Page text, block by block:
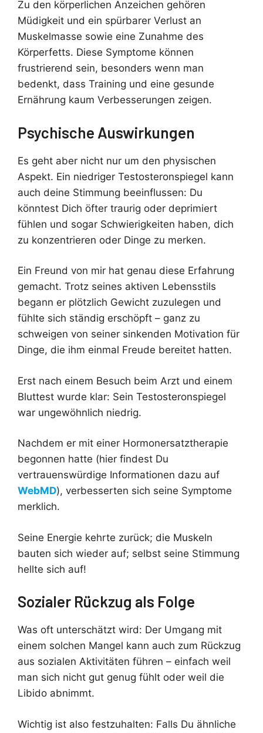
Zu den körperlichen Anzeichen gehören
Müdigkeit und ein spürbarer Verlust an
Muskelmasse sowie eine Zunahme des
Körperfetts. Diese Symptome können
frustrierend sein, besonders wenn man
bedenkt, dass Training und eine gesunde
Ernährung kaum Verbesserungen zeigen.
Psychische Auswirkungen
Es geht aber nicht nur um den physischen
Aspekt. Ein niedriger Testosteronspiegel kann
auch deine Stimmung beeinflussen: Du
könntest Dich öfter traurig oder deprimiert
fühlen und sogar Schwierigkeiten haben, dich
zu konzentrieren oder Dinge zu merken.
Ein Freund von mir hat genau diese Erfahrung
gemacht. Trotz seines aktiven Lebensstils
begann er plötzlich Gewicht zuzulegen und
fühlte sich ständig erschöpft – ganz zu
schweigen von seiner sinkenden Motivation für
Dinge, die ihm einmal Freude bereitet hatten.
Erst nach einem Besuch beim Arzt und einem
Bluttest wurde klar: Sein Testosteronspiegel
war ungewöhnlich niedrig.
Nachdem er mit einer Hormonersatztherapie
begonnen hatte (hier findest Du
vertrauenswürdige Informationen dazu auf
WebMD), verbesserten sich seine Symptome
merklich.
Seine Energie kehrte zurück; die Muskeln
bauten sich wieder auf; selbst seine Stimmung
hellte sich auf!
Sozialer Rückzug als Folge
Was oft unterschätzt wird: Der Umgang mit
einem solchen Mangel kann auch zum Rückzug
aus sozialen Aktivitäten führen – einfach weil
man sich nicht gut genug fühlt oder weil die
Libido abnimmt.
Wichtig ist also festzuhalten: Falls Du ähnliche